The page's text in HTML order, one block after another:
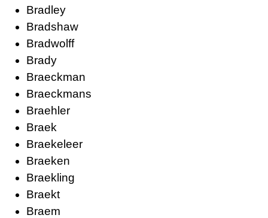
Bradley
Bradshaw
Bradwolff
Brady
Braeckman
Braeckmans
Braehler
Braek
Braekeleer
Braeken
Braekling
Braekt
Braem